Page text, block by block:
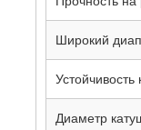
Широкий
Устойчивость
Диаметр